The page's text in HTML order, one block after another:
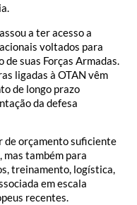
a ter acesso a
voltados para
suas Forças Armadas.
ligadas à OTAN vêm
de longo prazo
da defesa
de orçamento suficiente
mas também para
treinamento, logística,
em escala
recentes.